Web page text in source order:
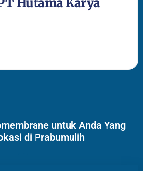
Hutama Karya
untuk Anda Yang
di Prabumulih